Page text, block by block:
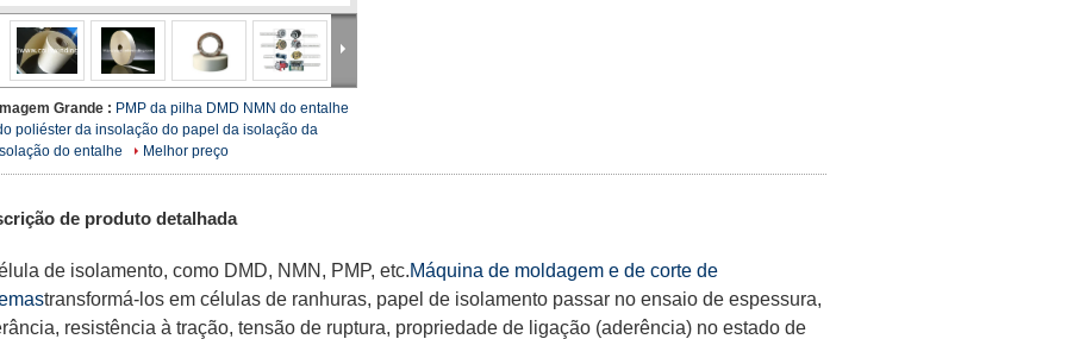
Grande : PMP da pilha DMD NMN do entalhe
poliéster da insolação do papel da isolação da
do entalhe
Melhor preço
de produto detalhada
de isolamento, como DMD, NMN, PMP, etc.Máquina de moldagem e de corte de
transformá-los em células de ranhuras, papel de isolamento passar no ensaio de espessura,
resistência à tração, tensão de ruptura, propriedade de ligação (aderência) no estado de